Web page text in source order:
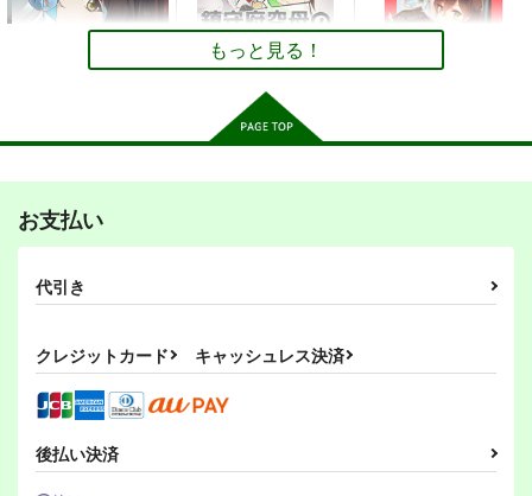
艦隊これくしょん-艦これ-
暁
空母ヲ級
サンプル
カート
Mystic Lab
2,200円（税込）
サンプル
660円（税込）
サンプル
カリオストロは錬金に
成功しました！？
660円（税込）
グランブルーファンタジー
カリオストロ
サンプル
（税込）
加賀
サンプル
（税込）
加賀
サンプル
作品詳細
円（税込）
加賀
サンプル
加賀さんは開発に失敗
しました
よつみわーくす
よつみわーくす
よつみわーくす
加賀嫁14
まにまに。
722円（税込）
加賀
瑞鶴
サンプル
カート
鎮守府空母のLINE事
サンプル
修羅場空母
859円（税込）
もっと見る！
お支払い
代引き
クレジットカード キャッシュレス決済
後払い決済